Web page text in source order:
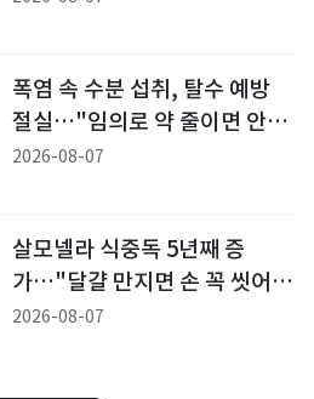
폭염 속 수분 섭취, 탈수 예방
절실…"임의로 약 줄이면 안
돼"
2026-08-07
살모넬라 식중독 5년째 증
가…"달걀 만지면 손 꼭 씻어
야"
2026-08-07